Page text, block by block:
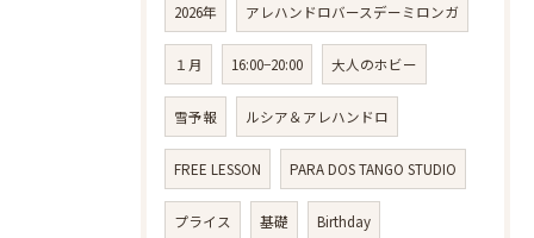
2026年 アレハンドロバースデーミロンガ
１月 16:00−20:00 大人のホビー
雪予報 ルシア＆アレハンドロ
FREE LESSON PARA DOS TANGO STUDIO
プライス 基礎 Birthday